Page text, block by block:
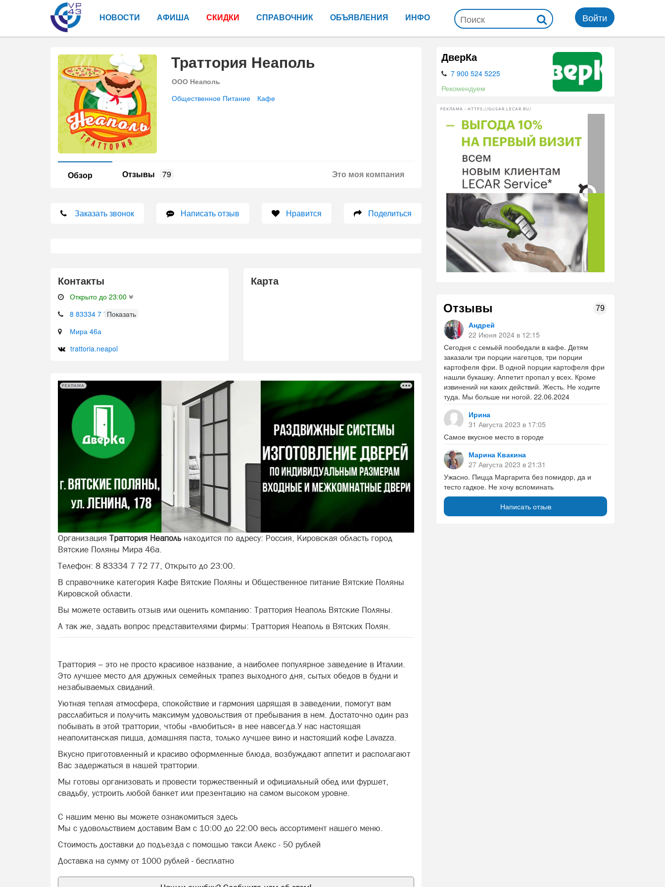
НОВОСТИ АФИША СКИДКИ СПРАВОЧНИК ОБЪЯВЛЕНИЯ ИНФО Войти
Траттория Неаполь
ООО Неаполь
Общественное Питание Кафе
Это моя компания
Обзор Отзывы 79
Заказать звонок Написать отзыв Нравится Поделиться
Контакты
Открыто до 23:00
8 83334 7 72 77
Мира 46а
trattoria.neapol
Карта
РЕКЛАМА
Организация Траттория Неапольнаходится по адресу: Россия, Кировская область город
Вятские Поляны Мира 46а.
Телефон: 8 83334 7 72 77, Открыто до 23:00.
В справочнике категория Кафе Вятские Поляны и Общественное питание Вятские Поляны
Кировской области.
Вы можете оставить отзыв или оценить компанию: Траттория Неаполь Вятские Поляны.
А так же, задать вопрос представителями фирмы: Траттория Неаполь в Вятских Полян.
Траттория – это не просто красивое название, а наиболее популярное заведение в Италии.
Это лучшее место для дружных семейных трапез выходного дня, сытых обедов в будни и
незабываемых свиданий.
Уютная теплая атмосфера, спокойствие и гармония царящая в заведении, помогут вам
расслабиться и получить максимум удовольствия от пребывания в нем. Достаточно один раз
побывать в этой траттории, чтобы «влюбиться» в нее навсегда.У нас настоящая
неаполитанская пицца, домашняя паста, только лучшее вино и настоящий кофе Lavazza.
Вкусно приготовленный и красиво оформленные блюда, возбуждают аппетит и располагают
Вас задержаться в нашей траттории.
Мы готовы организовать и провести торжественный и официальный обед или фуршет,
свадьбу, устроить любой банкет или презентацию на самом высоком уровне.
С нашим меню вы можете ознакомиться здесь
Мы с удовольствием доставим Вам с 10:00 до 22:00 весь ассортимент нашего меню.
Стоимость доставки до подъезда с помощью такси Алекс - 50 рублей
Доставка на сумму от 1000 рублей - бесплатно
ДверКа
7 900 524 5225
Рекомендуем
РЕКЛАМА • HTTPS://GUSAR.LECAR.RU/
Отзывы 79
Андрей
22 Июня 2024 в 12:15
Сегодня с семьёй пообедали в кафе. Детям
заказали три порции нагетцов, три порции
картофеля фри. В одной порции картофеля фри
нашли букашку. Аппетит пропал у всех. Кроме
извинений ни каких действий. Жесть. Не ходите
туда. Мы больше ни ногой. 22.06.2024
Ирина
31 Августа 2023 в 17:05
Самое вкусное место в городе
Марина Квакина
27 Августа 2023 в 21:31
Ужасно. Пицца Маргарита без помидор, да и
тесто гадкое. Не хочу вспоминать
Написать отзыв